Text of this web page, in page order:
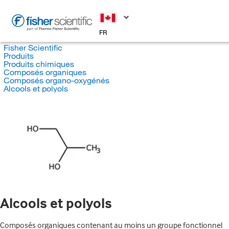
FR
Fisher Scientific
Produits
Produits chimiques
Composés organiques
Composés organo-oxygénés
Alcools et polyols
Alcools et polyols
Composés organiques contenant au moins un groupe fonctionnel